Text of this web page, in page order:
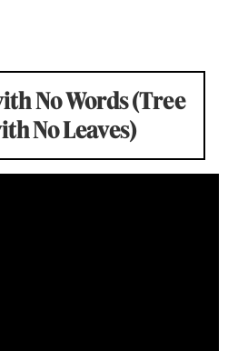
No Words (Tree
No Leaves)